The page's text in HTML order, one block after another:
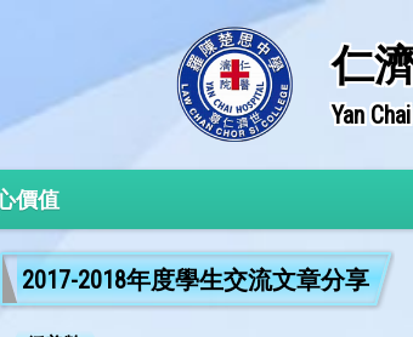
仁
Yan
價值
2017-2018年度學生交流文章分享